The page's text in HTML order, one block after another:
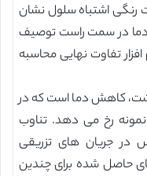
رنگی اشتباه سلول نشان
در سمت راست توصیف
تفاوت نهایی محاسبه
کاهش دما است که در
نمونه رخ می دهد. تناوب
در جریان های تزریقی
3 سیگنال های حاصل شده برای چندین